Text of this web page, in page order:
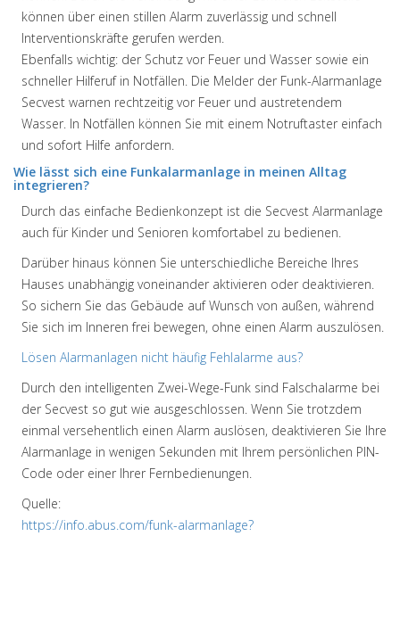
können über einen stillen Alarm zuverlässig und schnell
Interventionskräfte gerufen werden.
Ebenfalls wichtig: der Schutz vor Feuer und Wasser sowie ein
schneller Hilferuf in Notfällen. Die Melder der Funk-Alarmanlage
Secvest warnen rechtzeitig vor Feuer und austretendem
Wasser. In Notfällen können Sie mit einem Notruftaster einfach
und sofort Hilfe anfordern.
Wie lässt sich eine Funkalarmanlage in meinen Alltag
integrieren?
Durch das einfache Bedienkonzept ist die Secvest Alarmanlage
auch für Kinder und Senioren komfortabel zu bedienen.
Darüber hinaus können Sie unterschiedliche Bereiche Ihres
Hauses unabhängig voneinander aktivieren oder deaktivieren.
So sichern Sie das Gebäude auf Wunsch von außen, während
Sie sich im Inneren frei bewegen, ohne einen Alarm auszulösen.
Lösen Alarmanlagen nicht häufig Fehlalarme aus?
Durch den intelligenten Zwei-Wege-Funk sind Falschalarme bei
der Secvest so gut wie ausgeschlossen. Wenn Sie trotzdem
einmal versehentlich einen Alarm auslösen, deaktivieren Sie Ihre
Alarmanlage in wenigen Sekunden mit Ihrem persönlichen PIN-
Code oder einer Ihrer Fernbedienungen.
Quelle:
https://info.abus.com/funk-alarmanlage?